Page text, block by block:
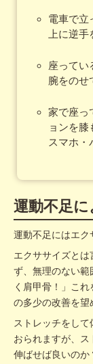
電車で立
上に逆
座ってい
腕をのせ
家で座っ
ョンを膝
スマホ・
運動不足
運動不足にはエク
エクササイズとは
ず、無理のない範
く肩甲骨！」こ
の多少の改善を望
ストレッチをし
おられますが、
伸ばせば良いのか